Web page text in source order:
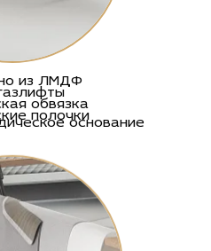
из ЛМДФ
обвязка
полочкиоснование